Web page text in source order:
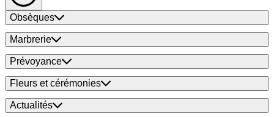
Obsèques
Marbrerie
Prévoyance
Fleurs et cérémonies
Actualités